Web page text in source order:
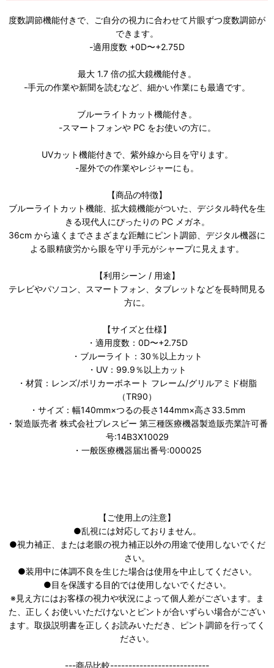
度数調節機能付きで、ご自分の視力に合わせて片眼ずつ度数調節が
できます。
-適用度数 +0D〜+2.75D
最大 1.7 倍の拡大鏡機能付き。
-手元の作業や新聞を読むなど、細かい作業にも最適です。
ブルーライトカット機能付き。
-スマートフォンや PC をお使いの方に。
UVカット機能付きで、紫外線から目を守ります。
-屋外での作業やレジャーにも。
【商品の特徴】
ブルーライトカット機能、拡大鏡機能がついた、デジタル時代を生
きる現代人にぴったりの PC メガネ。
36cm から遠くまでさまざまな距離にピント調節、デジタル機器に
よる眼精疲労から眼を守り手元がシャープに見えます。
【利用シーン / 用途】
テレビやパソコン、スマートフォン、タブレットなどを長時間見る
方に。
【サイズと仕様】
・適用度数：0D〜+2.75D
・ブルーライト：30％以上カット
・UV：99.9％以上カット
・材質：レンズ/ポリカーボネート フレーム/グリルアミド樹脂
（TR90）
・サイズ：幅140mm×つるの長さ144mm×高さ33.5mm
・製造販売者 株式会社プレスビー 第三種医療機器製造販売業許可番
号:14B3X10029
・一般医療機器届出番号:000025
【ご使用上の注意】
●乱視には対応しておりません。
●視力補正、または老眼の視力補正以外の用途で使用しないでくだ
さい。
●装用中に体調不良を生じた場合は使用を中止してください。
●目を保護する目的では使用しないでください。
※見え方にはお客様の視力や状況によって個人差がございます。ま
た、正しくお使いいただけないとピントが合いずらい場合がござい
ます。取扱説明書を正しくお読みいただき、ピント調節を行ってく
ださい。
---商品比較---------------------------